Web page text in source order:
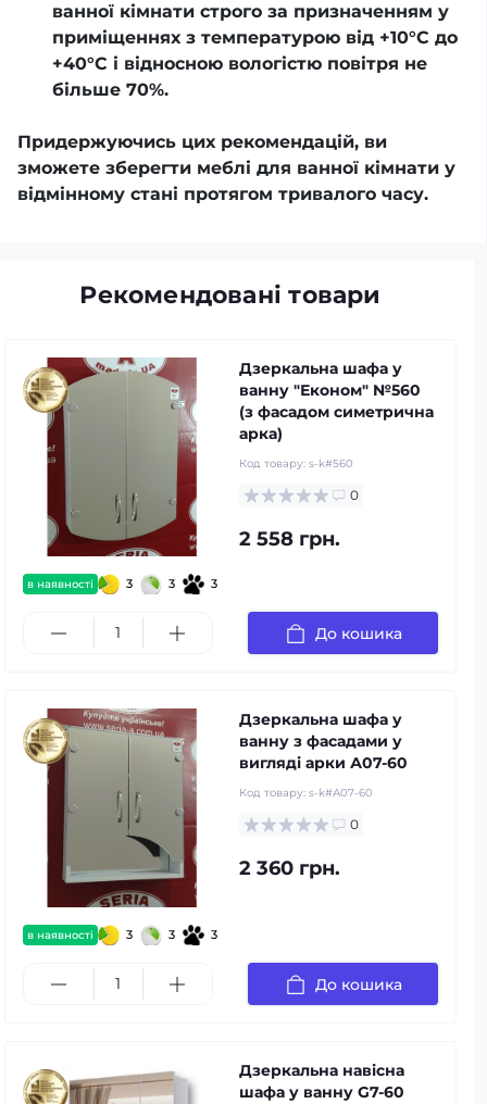
ванної кімнати строго за призначенням у
приміщеннях з температурою від +10°С до
+40°С і відносною вологістю повітря не
більше 70%.
Придержуючись цих рекомендацій, ви
зможете зберегти меблі для ванної кімнати у
відмінному стані протягом тривалого часу.
Рекомендовані товари
в наявності 3 3 3
Дзеркальна шафа у
ванну "Економ" №560
(з фасадом симетрична
арка)
Код товару: s-k#560
0
2 558 грн.
До кошика
в наявності 3 3 3
Дзеркальна шафа у
ванну з фасадами у
вигляді арки А07-60
Код товару: s-k#А07-60
0
2 360 грн.
До кошика
Дзеркальна навісна
шафа у ванну G7-60